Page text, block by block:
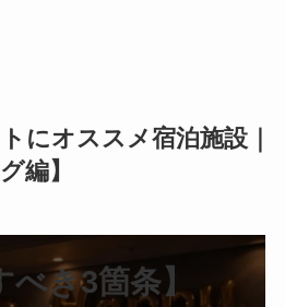
にオススメ宿泊施設｜
編】
べき3箇条】